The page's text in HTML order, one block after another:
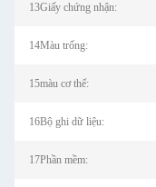
13Giấy chứng nhận:
14Màu trống:
15màu cơ thể:
16Bộ ghi dữ liệu:
17Phần mềm: